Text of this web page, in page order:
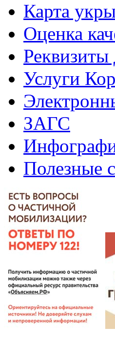
Карта
Оценка
Услуги
ЗАГС
Полезные